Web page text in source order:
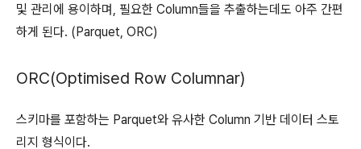
및 관리에 용이하며, 필요한 Column들을 추출하는데도 아주 간편
하게 된다. (Parquet, ORC)
ORC(Optimised Row Columnar)
스키마를 포함하는 Parquet와 유사한 Column 기반 데이터 스토
리지 형식이다.